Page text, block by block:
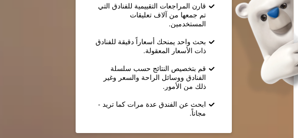
قارن المراجعات التقييمية للفنادق التي
تم جمعها من آلاف تعليقات
المستخدمين.
بحث واحد يمنحك أسعاراً دقيقة للفنادق
ذات الأسعار المعقولة.
قم بتخصيص النتائج حسب سلسلة
الفنادق ووسائل الراحة والسعر وغير
ذلك من الأمور.
ابحث عن الفندق عدة مرات كما تريد -
مجاناً.